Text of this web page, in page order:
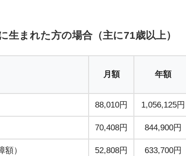
生まれた方の場合（主に71歳以上）
月額 年額
88,010円 1,056,125円
70,408円 844,900円
） 52,808円 633,700円